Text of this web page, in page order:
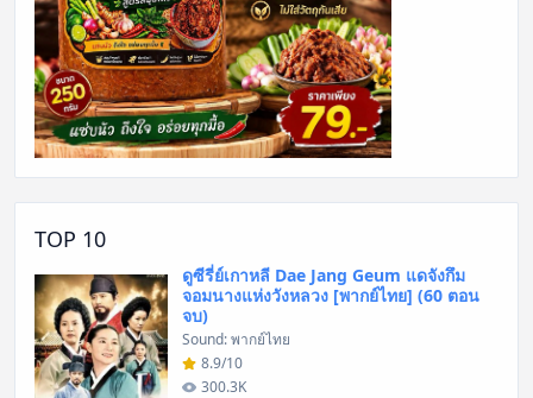
TOP 10
ดูซีรี่ย์เกาหลี Dae Jang Geum แดจังกึม
จอมนางแห่งวังหลวง [พากย์ไทย] (60 ตอน
จบ)
Sound: พากย์ไทย
8.9/10
300.3K